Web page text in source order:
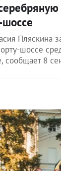
шоссе
Пляскина
шоссе
8